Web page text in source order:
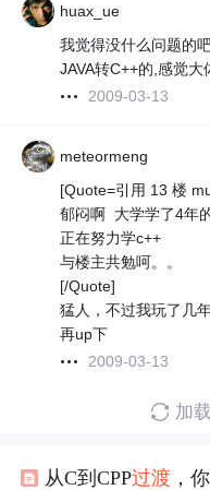
huax_ue
我觉得没什么问题的
JAVA转C++的,感觉大
2009-03-13
meteormeng
[Quote=引用 13 楼
郁闷啊 大学学了4年
正在努力学c++
与楼主共勉呵。。
[/Quote]
猛人，不过我玩了几
再up下
2009-03-13
加
从C到CPP过渡 ，